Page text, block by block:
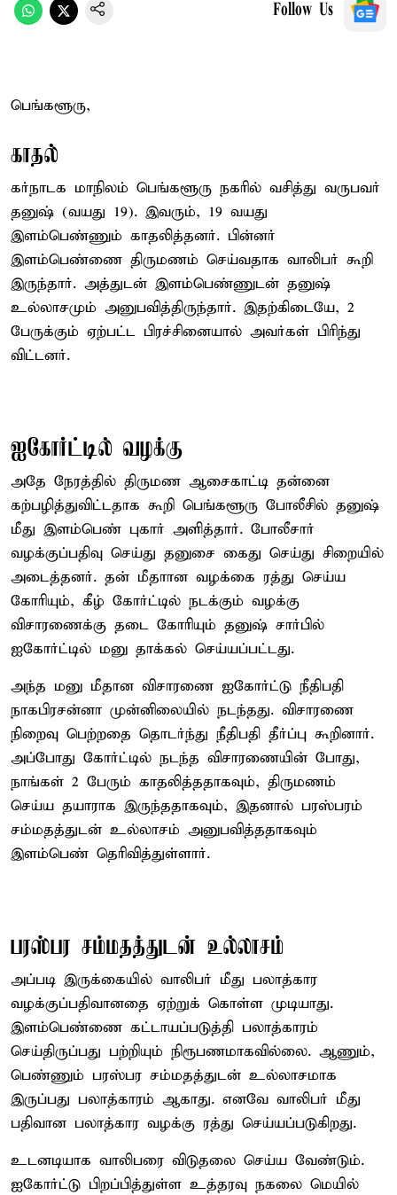
Follow Us
பெங்களூரு,
காதல்
கர்நாடக மாநிலம் பெங்களூரு நகரில் வசித்து வருபவர்
தனுஷ் (வயது 19). இவரும், 19 வயது
இளம்பெண்ணும் காதலித்தனர். பின்னர்
இளம்பெண்ணை திருமணம் செய்வதாக வாலிபர் கூறி
இருந்தார். அத்துடன் இளம்பெண்ணுடன் தனுஷ்
உல்லாசமும் அனுபவித்திருந்தார். இதற்கிடையே, 2
பேருக்கும் ஏற்பட்ட பிரச்சினையால் அவர்கள் பிரிந்து
விட்டனர்.
ஐகோர்ட்டில் வழக்கு
அதே நேரத்தில் திருமண ஆசைகாட்டி தன்னை
கற்பழித்துவிட்டதாக கூறி பெங்களூரு போலீசில் தனுஷ்
மீது இளம்பெண் புகார் அளித்தார். போலீசார்
வழக்குப்பதிவு செய்து தனுசை கைது செய்து சிறையில்
அடைத்தனர். தன் மீதாான வழக்கை ரத்து செய்ய
கோரியும், கீழ் கோர்ட்டில் நடக்கும் வழக்கு
விசாரணைக்கு தடை கோரியும் தனுஷ் சார்பில்
ஐகோர்ட்டில் மனு தாக்கல் செய்யப்பட்டது.
அந்த மனு மீதான விசாரணை ஐகோர்ட்டு நீதிபதி
நாகபிரசன்னா முன்னிலையில் நடந்தது. விசாரணை
நிறைவு பெற்றதை தொடர்ந்து நீதிபதி தீர்ப்பு கூறினார்.
அப்போது கோர்ட்டில் நடந்த விசாரணையின் போது,
நாங்கள் 2 பேரும் காதலித்ததாகவும், திருமணம்
செய்ய தயாராக இருந்ததாகவும், இதனால் பரஸ்பரம்
சம்மதத்துடன் உல்லாசம் அனுபவித்ததாகவும்
இளம்பெண் தெரிவித்துள்ளார்.
பரஸ்பர சம்மதத்துடன் உல்லாசம்
அப்படி இருக்கையில் வாலிபர் மீது பலாத்கார
வழக்குப்பதிவானதை ஏற்றுக் கொள்ள முடியாது.
இளம்பெண்ணை கட்டாயப்படுத்தி பலாத்காரம்
செய்திருப்பது பற்றியும் நிரூபணமாகவில்லை. ஆணும்,
பெண்ணும் பரஸ்பர சம்மதத்துடன் உல்லாசமாக
இருப்பது பலாத்காரம் ஆகாது. எனவே வாலிபர் மீது
பதிவான பலாத்கார வழக்கு ரத்து செய்யப்படுகிறது.
உடனடியாக வாலிபரை விடுதலை செய்ய வேண்டும்.
ஐகோர்ட்டு பிறப்பித்துள்ள உத்தரவு நகலை மெயில்